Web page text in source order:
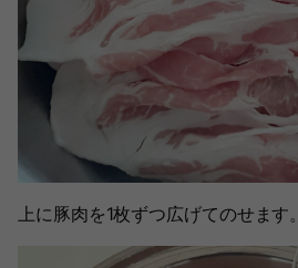
上に豚肉を1枚ずつ広げてのせます。